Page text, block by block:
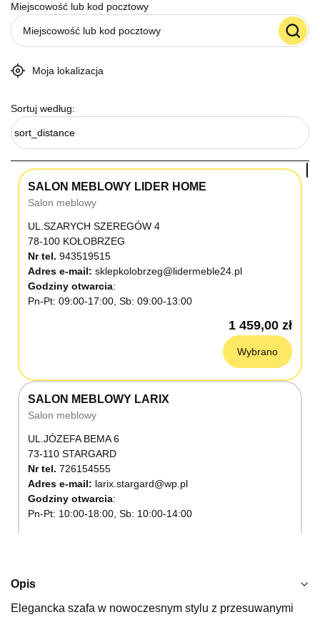
Miejscowość lub kod pocztowy
Moja lokalizacja
Sortuj według:
sort_distance
SALON MEBLOWY LIDER HOME
Salon meblowy
UL.SZARYCH SZEREGÓW 4
78-100 KOŁOBRZEG
Nr tel. 943519515
Adres e-mail: sklepkolobrzeg@lidermeble24.pl
Godziny otwarcia
Pn-Pt: 09:00-17:00, Sb: 09:00-13:00
1 459,00 zł
Wybrano
SALON MEBLOWY LARIX
Salon meblowy
UL.JÓZEFA BEMA 6
73-110 STARGARD
Nr tel. 726154555
Adres e-mail: larix.stargard@wp.pl
Godziny otwarcia
Pn-Pt: 10:00-18:00, Sb: 10:00-14:00
SALON MEBLOWY KUBUŚ
Opis
Elegancka szafa w nowoczesnym stylu z przesuwanymi